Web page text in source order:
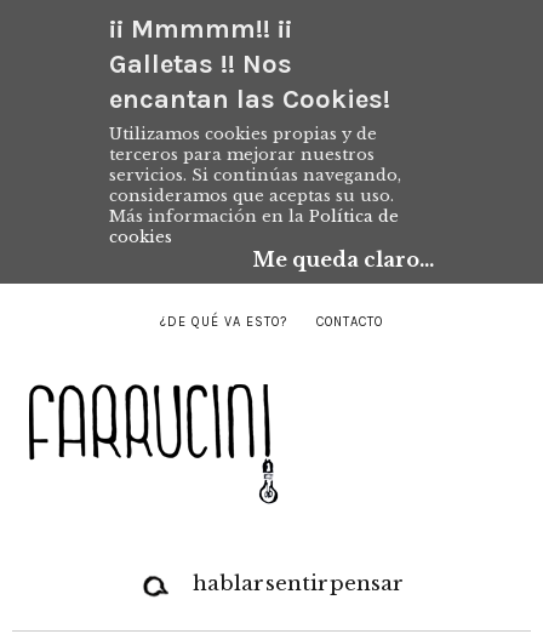
¡¡ Mmmmm!! ¡¡
Galletas !! Nos
encantan las Cookies!
Utilizamos cookies propias y de
terceros para mejorar nuestros
servicios. Si continúas navegando,
consideramos que aceptas su uso.
Más información en la Política de
cookies
Me queda claro...
¿DE QUÉ VA ESTO? CONTACTO
hablarsentirpensar